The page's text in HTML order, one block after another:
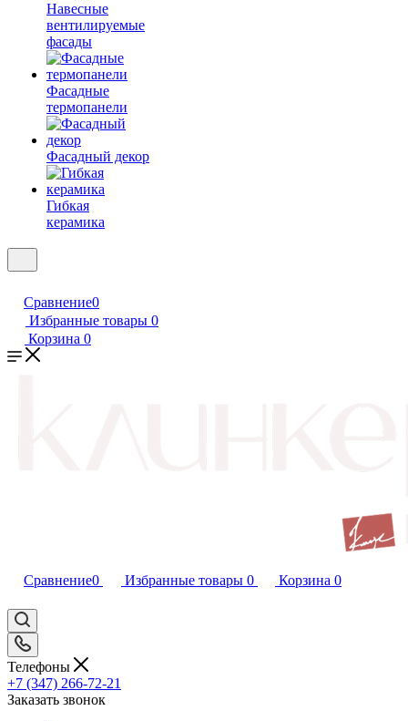
Навесные
вентилируемые
фасады
Фасадные
термопанели
Фасадный декор
Гибкая
керамика
Сравнение0
Избранные товары 0
Корзина 0
Сравнение0 Избранные товары 0 Корзина 0
Телефоны
+7 (347) 266-72-21
Заказать звонок